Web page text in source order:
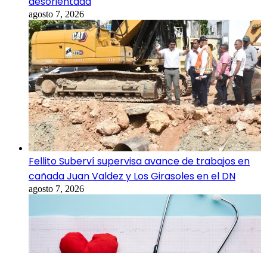
agosto 7, 2026
Fellito Suberví supervisa avance de trabajos en
cañada Juan Valdez y Los Girasoles en el DN
agosto 7, 2026